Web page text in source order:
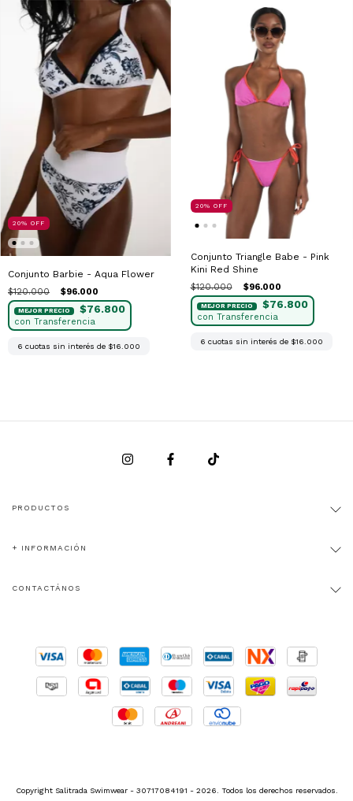
20% OFF
Conjunto Barbie - Aqua Flower
$120.000 $96.000
$76.800
6 cuotas sin interés de $16.000
20% OFF
Conjunto Triangle Babe - Pink
Kini Red Shine
$120.000 $96.000
$76.800
6 cuotas sin interés de $16.000
PRODUCTOS
+ INFORMACIÓN
CONTACTÁNOS
Copyright Salitrada Swimwear - 30717084191 - 2026. Todos los derechos reservados.